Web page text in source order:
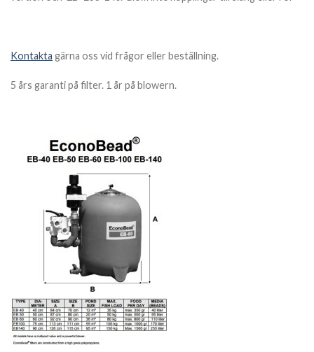
Kontakta gärna oss vid frågor eller beställning.
5 års garanti på filter. 1 år på blowern.